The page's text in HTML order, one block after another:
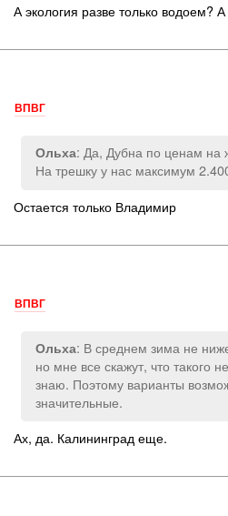
А экология разве только водоем?
ВПВГ
Ольха: Да, Дубна по ценам на
На трешку у нас максимум
Остается только Владимир
ВПВГ
Ольха: В среднем зима не
но мне все скажут, что такого
знаю. Поэтому варианты
значительные.
Ах, да. Калининград еще.